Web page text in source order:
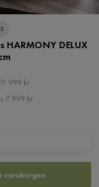
HARMONY DELUX
999 kr
7 999 kr
varukorgen